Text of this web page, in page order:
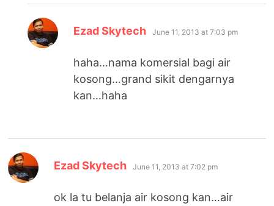
Ezad Skytech says:
June 11, 2013 at 7:03 pm
haha…nama komersial bagi air
kosong…grand sikit dengarnya
kan…haha
Ezad Skytech says:
June 11, 2013 at 7:02 pm
ok la tu belanja air kosong kan…air